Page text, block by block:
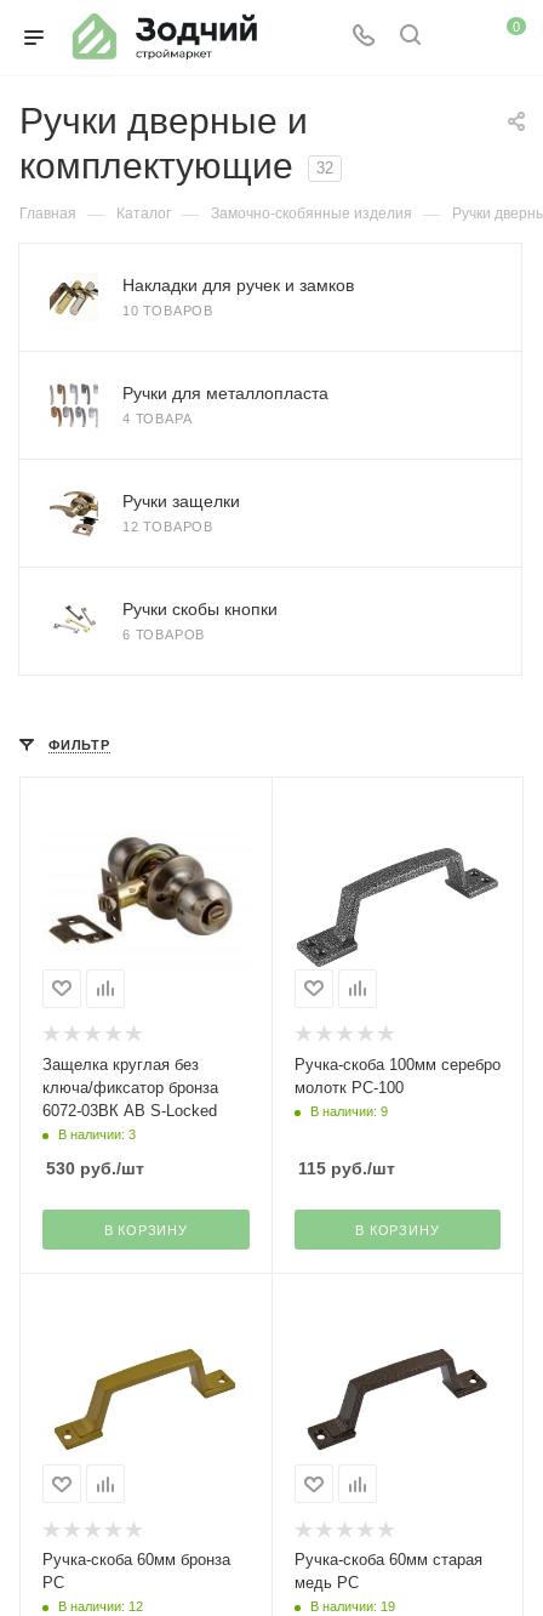
0
Ручки дверные и
комплектующие
32
Главная — Каталог — Замочно-скобянные изделия — Ручки
Накладки для ручек и замков
10 ТОВАРОВ
Ручки для металлопласта
4 ТОВАРА
Ручки защелки
12 ТОВАРОВ
Ручки скобы кнопки
6 ТОВАРОВ
ФИЛЬТР
Защелка круглая без
ключа/фиксатор бронза
6072-03ВК АВ S-Locked
В наличии: 3
530 руб./шт
В КОРЗИНУ
Ручка-скоба 100мм серебро
молотк РС-100
В наличии: 9
115руб./шт
В КОРЗИНУ
Ручка-скоба 60мм бронза
РС
В наличии: 12
Ручка-скоба 60мм старая
медь РС
В наличии: 19